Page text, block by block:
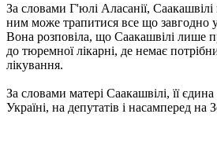
За словами Г'юлі Аласанії, Саакашвілі
ним може трапитися все що завгодно
Вона розповіла, що Саакашвілі лише
до тюремної лікарні, де немає
лікування.
За словами матері Саакашвілі, її
Україні, на депутатів і насамперед на